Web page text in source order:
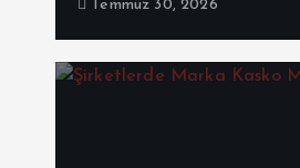
Temmuz 30, 2026